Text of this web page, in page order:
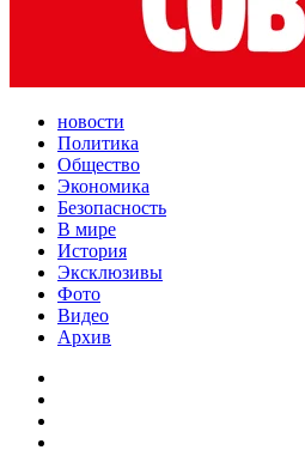
новости
Политика
Общество
Экономика
Безопасность
В мире
История
Эксклюзивы
Фото
Видео
Архив